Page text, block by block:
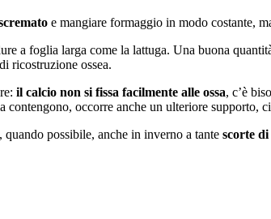
e mangiare formaggio in modo costante,
a foglia larga come la lattuga. Una buona
ricostruzione ossea.
il calcio non si fissa facilmente alle ossa, c’è
contengono, occorre anche un ulteriore supporto,
possibile, anche in inverno a tante scorte di